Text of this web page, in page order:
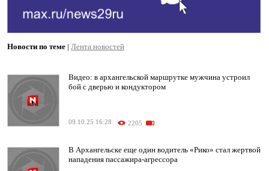
Новости по теме | Лента новостей
Видео: в архангельской маршрутке мужчина устроил
бой с дверью и кондуктором
09.10.25 16:28 2205
В Архангельске еще один водитель «Рико» стал жертвой
нападения пассажира-агрессора